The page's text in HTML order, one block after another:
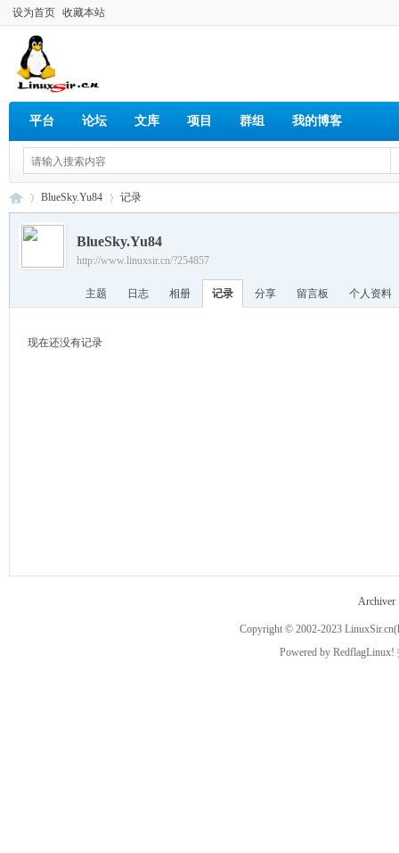
设为首页 收藏本站
平台 论坛 文库 项目 群组 我的博客
BlueSky.Yu84 记录
BlueSky.Yu84
http://www.linuxsir.cn/?254857
主题 日志 相册 记录 分享 留言板 个人资料
现在还没有记录
Archiver
Copyright © 2002-2023 LinuxSir.cn
Powered by RedflagLinux!